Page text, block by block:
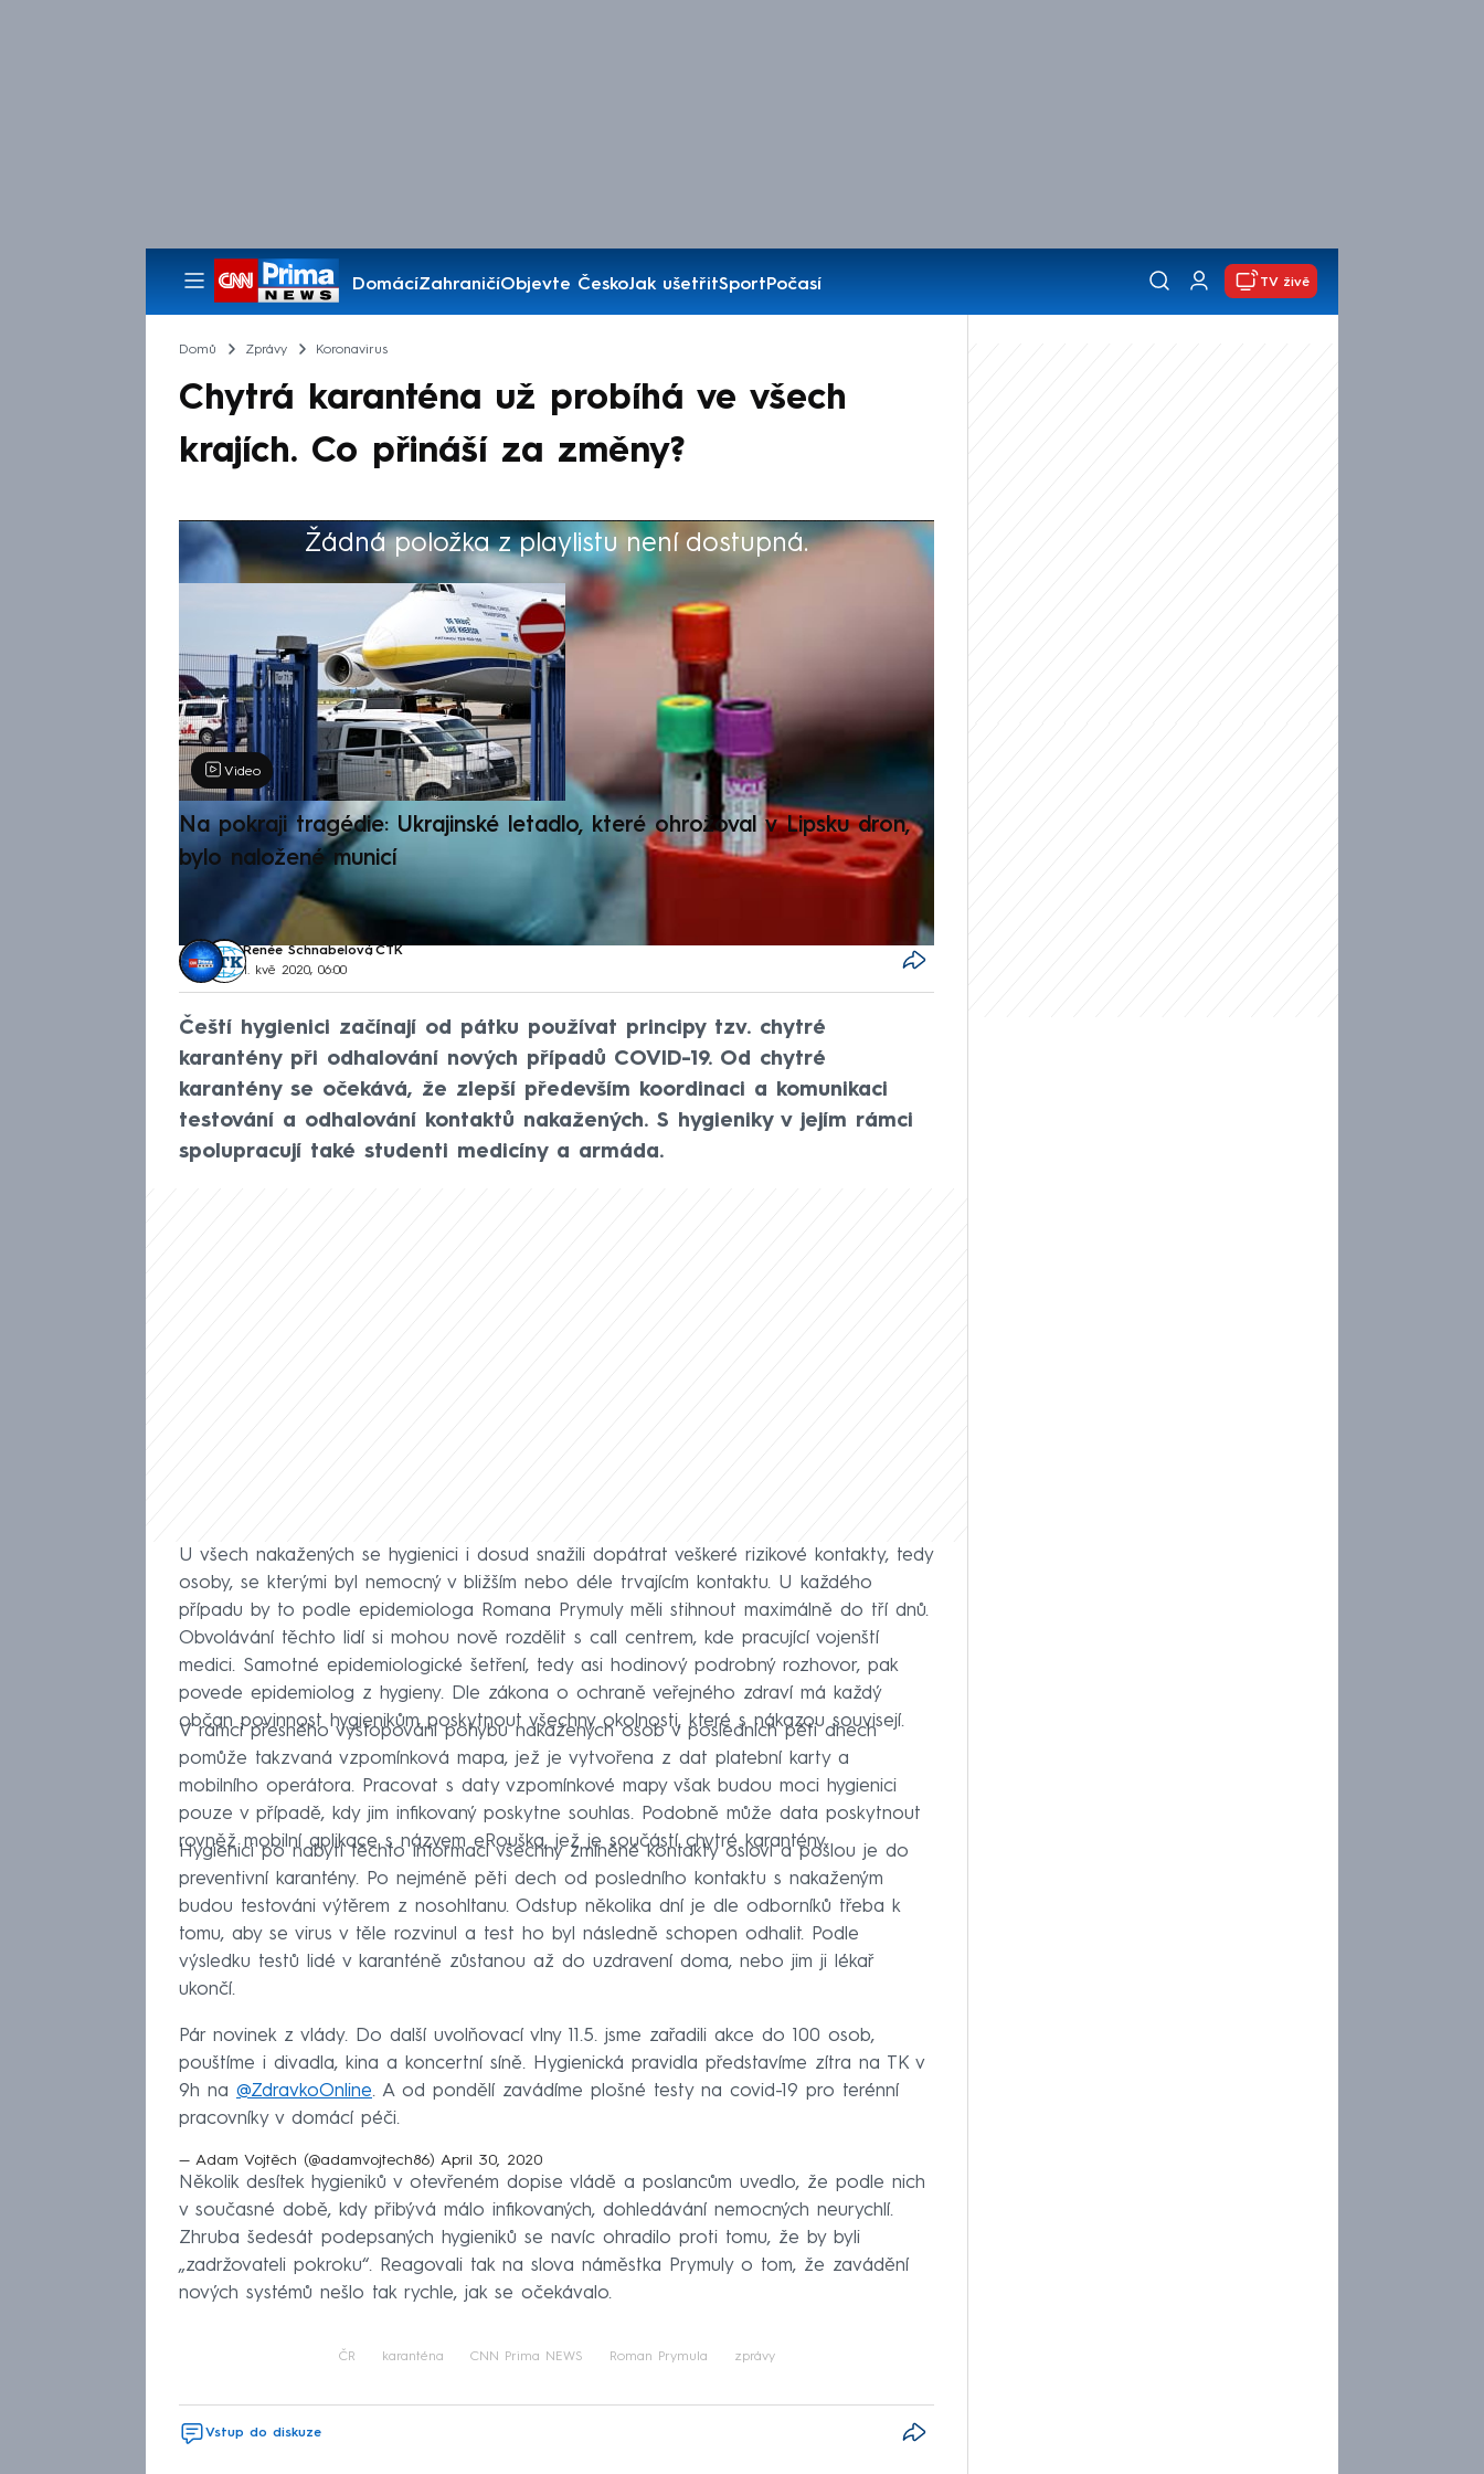
DomácíZahraničíObjevte ČeskoJak ušetřitSportPočasí
Pořady
TV živě
Domů Zprávy Koronavirus
Chytrá karanténa už probíhá ve všech
krajích. Co přináší za změny?
Žádná položka z playlistu není dostupná.
Výběr redakce
Video
Na pokraji tragédie: Ukrajinské letadlo, které ohrožoval v Lipsku dron,
bylo naložené municí
Renée Schnabelová, ČTK
1. kvě 2020, 06:00
Čeští hygienici začínají od pátku používat principy tzv. chytré
karantény při odhalování nových případů COVID-19. Od chytré
karantény se očekává, že zlepší především koordinaci a komunikaci
testování a odhalování kontaktů nakažených. S hygieniky v jejím rámci
spolupracují také studenti medicíny a armáda.
U všech nakažených se hygienici i dosud snažili dopátrat veškeré rizikové kontakty, tedy
osoby, se kterými byl nemocný v bližším nebo déle trvajícím kontaktu. U každého
případu by to podle epidemiologa Romana Prymuly měli stihnout maximálně do tří dnů.
Obvolávání těchto lidí si mohou nově rozdělit s call centrem, kde pracující vojenští
medici. Samotné epidemiologické šetření, tedy asi hodinový podrobný rozhovor, pak
povede epidemiolog z hygieny. Dle zákona o ochraně veřejného zdraví má každý
občan povinnost hygienikům poskytnout všechny okolnosti, které s nákazou souvisejí.
V rámci přesného vystopování pohybu nakažených osob v posledních pěti dnech
pomůže takzvaná vzpomínková mapa, jež je vytvořena z dat platební karty a
mobilního operátora. Pracovat s daty vzpomínkové mapy však budou moci hygienici
pouze v případě, kdy jim infikovaný poskytne souhlas. Podobně může data poskytnout
rovněž mobilní aplikace s názvem eRouška, jež je součástí chytré karantény.
Hygienici po nabytí těchto informací všechny zmíněné kontakty osloví a pošlou je do
preventivní karantény. Po nejméně pěti dech od posledního kontaktu s nakaženým
budou testováni výtěrem z nosohltanu. Odstup několika dní je dle odborníků třeba k
tomu, aby se virus v těle rozvinul a test ho byl následně schopen odhalit. Podle
výsledku testů lidé v karanténě zůstanou až do uzdravení doma, nebo jim ji lékař
ukončí.
Pár novinek z vlády. Do další uvolňovací vlny 11.5. jsme zařadili akce do 100 osob,
pouštíme i divadla, kina a koncertní síně. Hygienická pravidla představíme zítra na TK v
9h na @ZdravkoOnline. A od pondělí zavádíme plošné testy na covid-19 pro terénní
pracovníky v domácí péči.
— Adam Vojtěch (@adamvojtech86) April 30, 2020
Několik desítek hygieniků v otevřeném dopise vládě a poslancům uvedlo, že podle nich
v současné době, kdy přibývá málo infikovaných, dohledávání nemocných neurychlí.
Zhruba šedesát podepsaných hygieniků se navíc ohradilo proti tomu, že by byli
„zadržovateli pokroku“. Reagovali tak na slova náměstka Prymuly o tom, že zavádění
nových systémů nešlo tak rychle, jak se očekávalo.
ČR karanténa CNN Prima NEWS Roman Prymula zprávy
Vstup do diskuze